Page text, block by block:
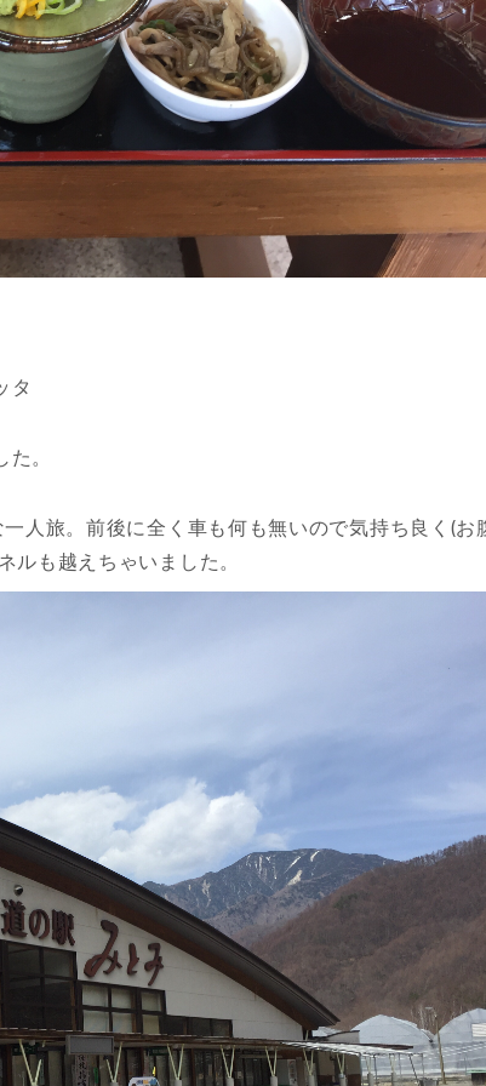
タ
。
人旅。前後に全く車も何も無いので気持ち良く(お
ルも越えちゃいました。